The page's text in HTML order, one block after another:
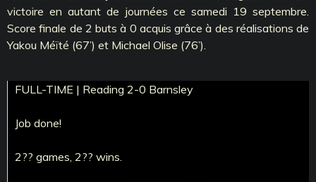
victoire en autant de journées ce samedi 19 septembre.
Score finale de 2 buts à 0 acquis grâce à des réalisations de
Yakou Méïté (67’) et Michael Olise (76’).
FULL-TIME | Reading 2-0 Barnsley
Job done!
2?? games, 2?? wins.